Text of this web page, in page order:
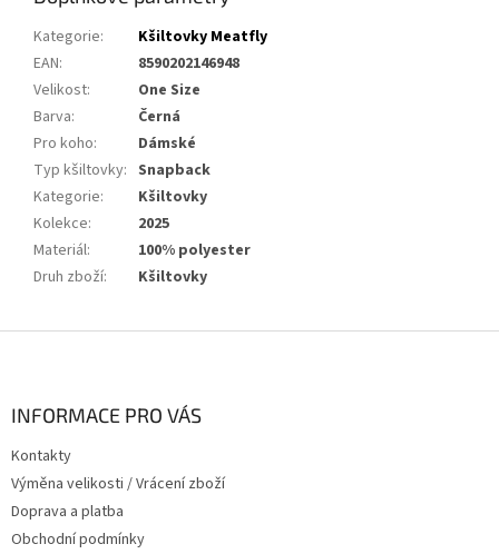
Kategorie:
Kšiltovky Meatfly
EAN:
8590202146948
Velikost:
One Size
Barva:
Černá
Pro koho:
Dámské
Typ kšiltovky: Snapback
Kategorie:
Kšiltovky
Kolekce:
2025
Materiál:
100% polyester
Druh zboží: Kšiltovky
INFORMACE PRO VÁS
Kontakty
Výměna velikosti / Vrácení zboží
Doprava a platba
Obchodní podmínky